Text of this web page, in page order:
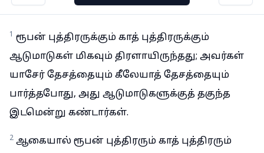
1 ரூபன் புத்திரருக்கும் காத் புத்திரருக்கும்
ஆடுமாடுகள் மிகவும் திரளாயிருந்தது; அவர்கள்
யாசேர் தேசத்தையும் கீலேயாத் தேசத்தையும்
பார்த்தபோது, அது ஆடுமாடுகளுக்குத் தகுந்த
இடமென்று கண்டார்கள்.
2 ஆகையால் ரூபன் புத்திரரும் காத் புத்திரரும்